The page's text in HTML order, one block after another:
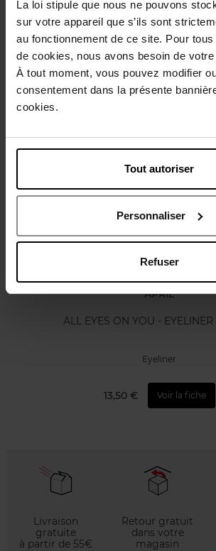
La loi stipule que nous ne pouvons
sur votre appareil que s’ils sont
au fonctionnement de ce site. Pour
de cookies, nous avons besoin de
À tout moment, vous pouvez modifier
consentement dans la présente
cookies.
Tout autoriser
Personnaliser
Refuser
Description
Caractéristiques
Avis client
Nouveauté
APRIL
ALL EYES ON YOU - EYELINER
Eyeliner
13,50 € Voir la fiche
Livraison
gratuite
à partir de 55€
Retour gratuit
dans votre
magasin